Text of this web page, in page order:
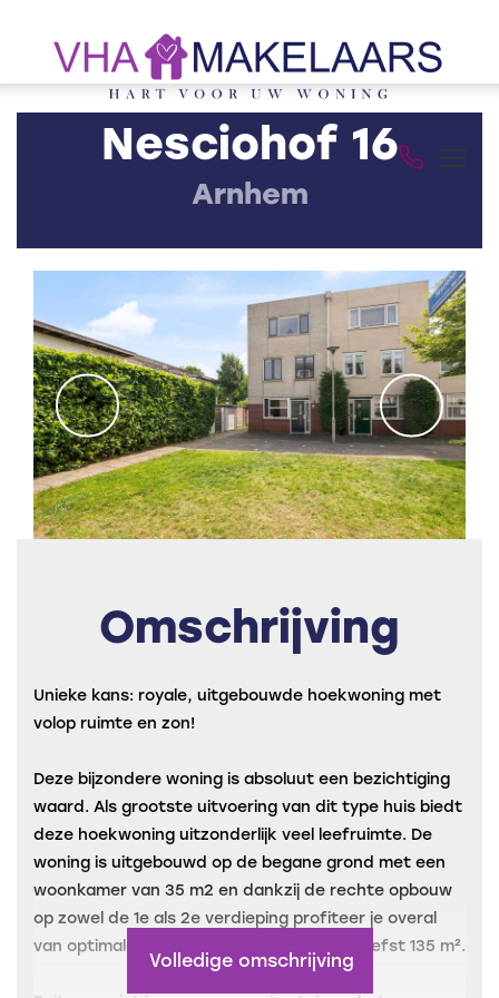
Nesciohof 16
Arnhem
Omschrijving
Unieke kans: royale, uitgebouwde hoekwoning met
volop ruimte en zon!
Deze bijzondere woning is absoluut een bezichtiging
waard. Als grootste uitvoering van dit type huis biedt
deze hoekwoning uitzonderlijk veel leefruimte. De
woning is uitgebouwd op de begane grond met een
woonkamer van 35 m2 en dankzij de rechte opbouw
op zowel de 1e als 2e verdieping profiteer je overal
van optimale woonoppervlakte van maar liefst 135 m².
Volledige omschrijving